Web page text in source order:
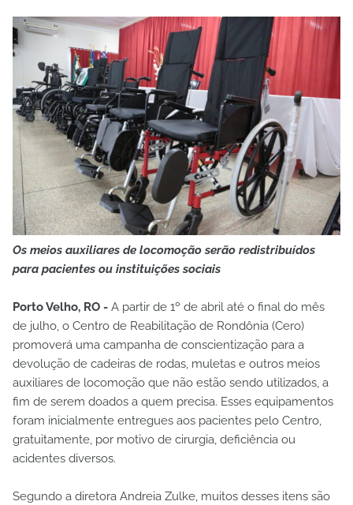
Os meios auxiliares de locomoção serão redistribuídos
para pacientes ou instituições sociais
Porto Velho, RO - A partir de 1º de abril até o final do mês
de julho, o Centro de Reabilitação de Rondônia (Cero)
promoverá uma campanha de conscientização para a
devolução de cadeiras de rodas, muletas e outros meios
auxiliares de locomoção que não estão sendo utilizados, a
fim de serem doados a quem precisa. Esses equipamentos
foram inicialmente entregues aos pacientes pelo Centro,
gratuitamente, por motivo de cirurgia, deficiência ou
acidentes diversos.
Segundo a diretora Andreia Zulke, muitos desses itens são